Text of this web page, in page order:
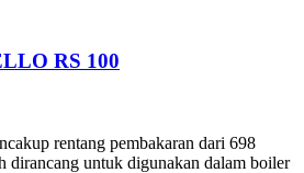
RS 100
rentang pembakaran dari 698
dirancang untuk digunakan dalam boiler